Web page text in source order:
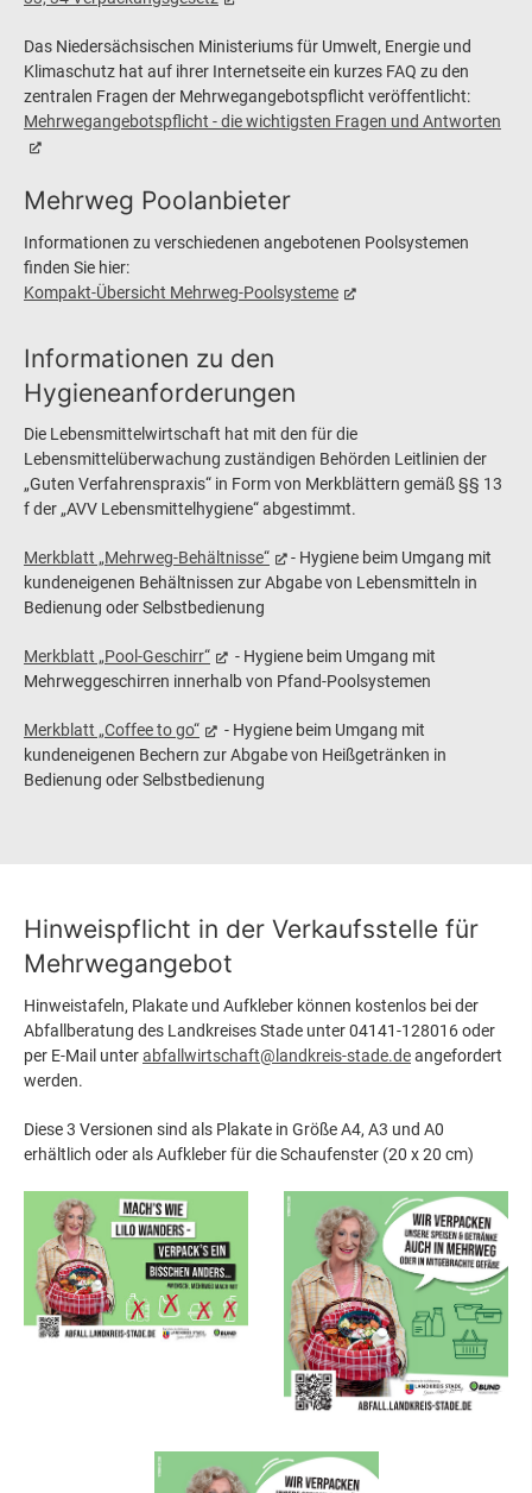
Das Niedersächsischen Ministeriums für Umwelt, Energie und
Klimaschutz hat auf ihrer Internetseite ein kurzes FAQ zu den
zentralen Fragen der Mehrwegangebotspflicht veröffentlicht:
Mehrwegangebotspflicht - die wichtigsten Fragen und Antworten
Mehrweg Poolanbieter
Informationen zu verschiedenen angebotenen Poolsystemen
finden Sie hier:
Kompakt-Übersicht Mehrweg-Poolsysteme
Informationen zu den
Hygieneanforderungen
Die Lebensmittelwirtschaft hat mit den für die
Lebensmittelüberwachung zuständigen Behörden Leitlinien der
„Guten Verfahrenspraxis“ in Form von Merkblättern gemäß §§ 13
f der „AVV Lebensmittelhygiene“ abgestimmt.
Merkblatt „Mehrweg-Behältnisse“
- Hygiene beim Umgang mit
kundeneigenen Behältnissen zur Abgabe von Lebensmitteln in
Bedienung oder Selbstbedienung
Merkblatt „Pool-Geschirr“
- Hygiene beim Umgang mit
Mehrweggeschirren innerhalb von Pfand-Poolsystemen
Merkblatt „Coffee to go“
- Hygiene beim Umgang mit
kundeneigenen Bechern zur Abgabe von Heißgetränken in
Bedienung oder Selbstbedienung
Hinweispflicht in der Verkaufsstelle für
Mehrwegangebot
Hinweistafeln, Plakate und Aufkleber können kostenlos bei der
Abfallberatung des Landkreises Stade unter 04141-128016 oder
per E-Mail unterabfallwirtschaft@landkreis-stade.deangefordert
werden.
Diese 3 Versionen sind als Plakate in Größe A4, A3 und A0
erhältlich oder als Aufkleber für die Schaufenster (20 x 20 cm)